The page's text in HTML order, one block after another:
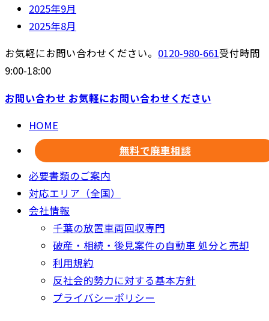
2025年9月
2025年8月
お気軽にお問い合わせください。 0120-980-661受付時間
9:00-18:00
お問い合わせ お気軽にお問い合わせください
HOME
無料で廃車相談
必要書類のご案内
対応エリア（全国）
会社情報
千葉の放置車両回収専門
破産・相続・後見案件の自動車 処分と売却
利用規約
反社会的勢力に対する基本方針
プライバシーポリシー